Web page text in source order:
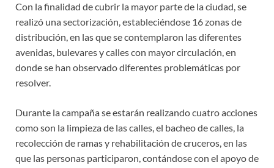
Con la finalidad de cubrir la mayor parte de la ciudad, se
realizó una sectorización, estableciéndose 16 zonas de
distribución, en las que se contemplaron las diferentes
avenidas, bulevares y calles con mayor circulación, en
donde se han observado diferentes problemáticas por
resolver.
Durante la campaña se estarán realizando cuatro acciones
como son la limpieza de las calles, el bacheo de calles, la
recolección de ramas y rehabilitación de cruceros, en las
que las personas participaron, contándose con el apoyo de